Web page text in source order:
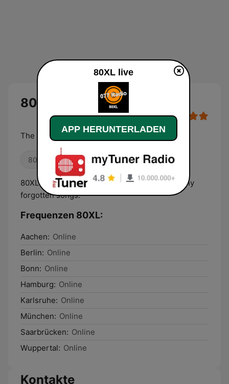
80XL Live
The best of the 80s
80er Oldies
80XL will play the best of the 80s, but also many
forgotten songs.
Frequenzen 80XL:
Aachen: Online
Berlin: Online
Bonn: Online
Hamburg: Online
Karlsruhe: Online
München: Online
Saarbrücken: Online
Wuppertal: Online
Kontakte
80XL live
APP HERUNTERLADEN